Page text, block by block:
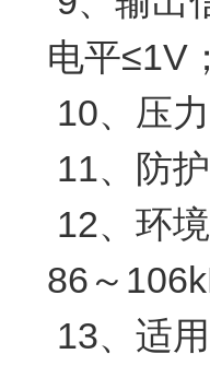
电平≤1V
10、压
11、防
12、环
86～
13、适